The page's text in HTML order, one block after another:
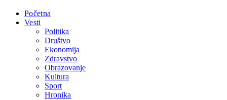
Početna
Vesti
Politika
Društvo
Ekonomija
Zdravstvo
Obrazovanje
Kultura
Sport
Hronika